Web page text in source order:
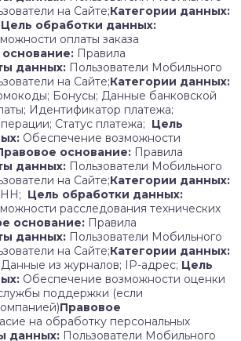
на Сайте;Категории данных:
Цель обработки данных:
оплаты заказа
Правила
данных: Пользователи Мобильного
на Сайте;Категории данных:
Бонусы; Данные банковской
Идентификатор платежа;
Статус платежа; Цель
Обеспечение возможности
основание: Правила
данных: Пользователи Мобильного
на Сайте;Категории данных:
Цель обработки данных:
расследования технических
основание: Правила
данных: Пользователи Мобильного
на Сайте;Категории данных:
из журналов; IP-адрес; Цель
Обеспечение возможности оценки
поддержки (если
Правовое
на обработку персональных
данных: Пользователи Мобильного